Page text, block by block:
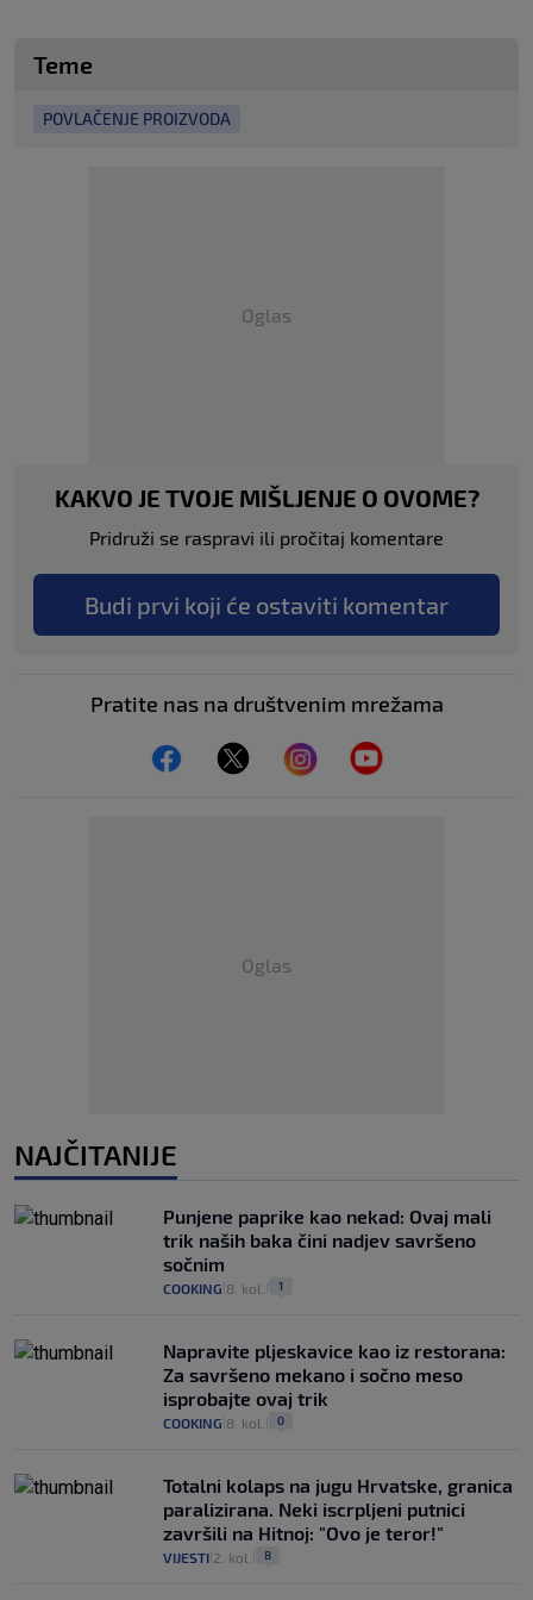
Teme
POVLAČENJE PROIZVODA
Oglas
KAKVO JE TVOJE MIŠLJENJE O OVOME?
Pridruži se raspravi ili pročitaj komentare
Budi prvi koji će ostaviti komentar
Pratite nas na društvenim mrežama
Oglas
NAJČITANIJE
Punjene paprike kao nekad: Ovaj mali
trik naših baka čini nadjev savršeno
sočnim
COOKING 8. kol. 1
Napravite pljeskavice kao iz restorana:
Za savršeno mekano i sočno meso
isprobajte ovaj trik
COOKING 8. kol. 0
Totalni kolaps na jugu Hrvatske, granica
paralizirana. Neki iscrpljeni putnici
završili na Hitnoj: "Ovo je teror!"
VIJESTI 2. kol. 8